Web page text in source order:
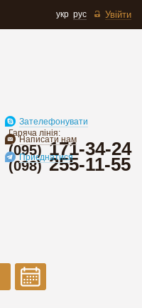
Увійти
укр рус
Гаряча лінія:
(095)171-34-24
(098)255-11-55
Зателефонувати
Написати нам
Приєднатися